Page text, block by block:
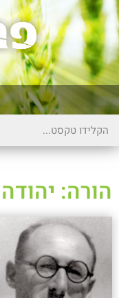
הורה: